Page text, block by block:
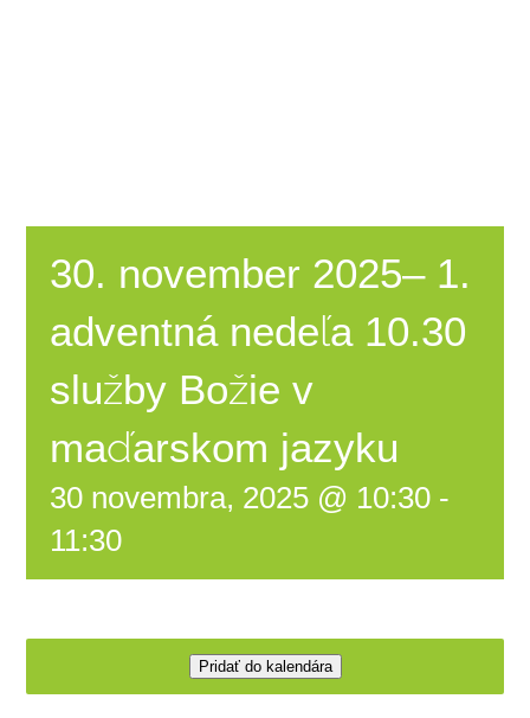
Kontakt
30. november 2025– 1.
adventná nedeľa 10.30
služby Božie v
maďarskom jazyku
30 novembra, 2025 @ 10:30 -
11:30
Pridať do kalendára